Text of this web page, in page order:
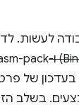
לעשות.
בשלב